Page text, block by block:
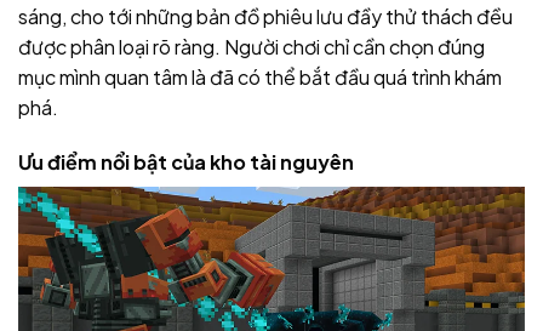
sáng, cho tới những bản đồ phiêu lưu đầy thử thách đều
được phân loại rõ ràng. Người chơi chỉ cần chọn đúng
mục mình quan tâm là đã có thể bắt đầu quá trình khám
phá.
Ưu điểm nổi bật của kho tài nguyên